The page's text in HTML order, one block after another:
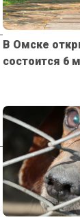
В Омске
состоится 6